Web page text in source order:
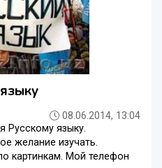
08.06.2014, 13:04
Русскому языку.
желание изучать.
картинкам. Мой телефон